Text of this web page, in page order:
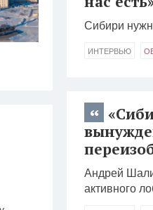
Сибири
ИНТЕРВЬЮ
Андрей
активного